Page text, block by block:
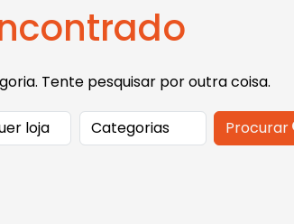
Tente pesquisar por outra coisa.
Procurar